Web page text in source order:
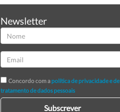
Newsletter
Concordo com a política de privacidade e de
tratamento de dados pessoais
Subscrever